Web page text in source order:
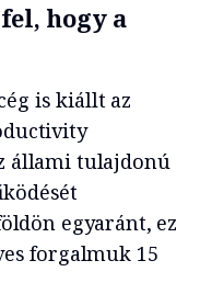
hogy a
is kiállt az
állami tulajdonú
egyaránt, ez
forgalmuk 15